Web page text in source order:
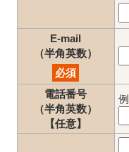
E-mail
（半角英数）
必須
電話番号
（半角英数）
【任意】